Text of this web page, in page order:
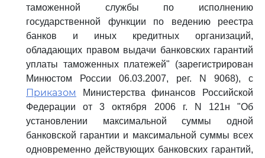
таможенной службы по исполнению
государственной функции по ведению реестра
банков и иных кредитных организаций,
обладающих правом выдачи банковских гарантий
уплаты таможенных платежей" (зарегистрирован
Минюстом России 06.03.2007, рег. N 9068), с
Приказом
Министерства финансов Российской
Федерации от 3 октября 2006 г. N 121н "Об
установлении максимальной суммы одной
банковской гарантии и максимальной суммы всех
одновременно действующих банковских гарантий,